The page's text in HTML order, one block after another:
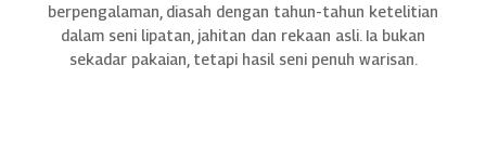
berpengalaman, diasah dengan tahun-tahun ketelitian
dalam seni lipatan, jahitan dan rekaan asli. Ia bukan
sekadar pakaian, tetapi hasil seni penuh warisan.